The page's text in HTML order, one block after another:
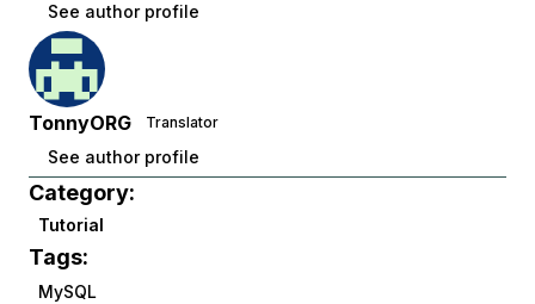
See author profile
TonnyORG Translator
See author profile
Category:
Tutorial
Tags:
MySQL